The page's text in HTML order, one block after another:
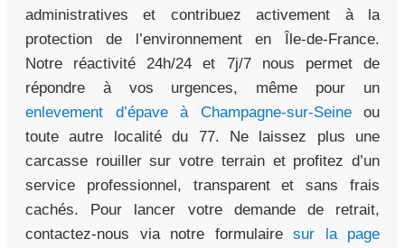
administratives et contribuez activement à la
protection de l’environnement en Île-de-France.
Notre réactivité 24h/24 et 7j/7 nous permet de
répondre à vos urgences, même pour un
enlevement d’épave à Champagne-sur-Seineou
toute autre localité du 77. Ne laissez plus une
carcasse rouiller sur votre terrain et profitez d’un
service professionnel, transparent et sans frais
cachés. Pour lancer votre demande de retrait,
contactez-nous via notre formulaire sur la page